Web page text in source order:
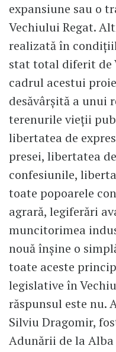
expansiune sau o
Vechiului Regat.
realizată în
stat total diferit de
cadrul acestui
desăvârșită a unui
terenurile vieții
libertatea de
presei, libertatea
confesiunile,
toate popoarele
agrară, legiferări
muncitorimea
nouă înșine o
toate aceste
legislative în
răspunsul este nu.
Silviu Dragomir,
Adunării de la